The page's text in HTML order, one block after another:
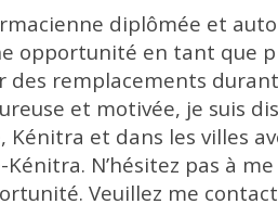
diplômée et
opportunité en tant que
des remplacements
et motivée, je suis
Kénitra et dans les villes
Kénitra. N’hésitez pas à
Veuillez me